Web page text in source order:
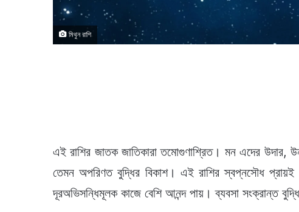
মিথুন রাশি
এই রাশির জাতক জাতিকারা তমোগুণাশ্রিত। মন এদের উদার,
তেমন অপরিণত বুদ্ধির বিকাশ। এই রাশির স্বপ্নসৌধ প্রায়ই
দূরঅভিসন্ধিমূলক কাজে বেশি আনন্দ পায়। ব্যবসা সংক্রান্ত